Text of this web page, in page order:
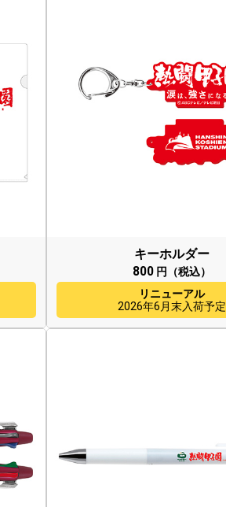
キーホルダー
800 円（税込）
リニューアル
2026年6月末入荷予定